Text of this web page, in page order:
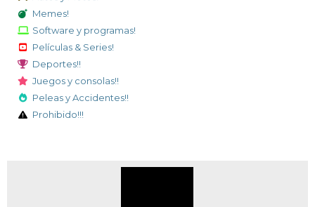
Memes!
Software y programas!
Películas & Series!
Deportes!!
Juegos y consolas!!
Peleas y Accidentes!!
Prohibido!!!